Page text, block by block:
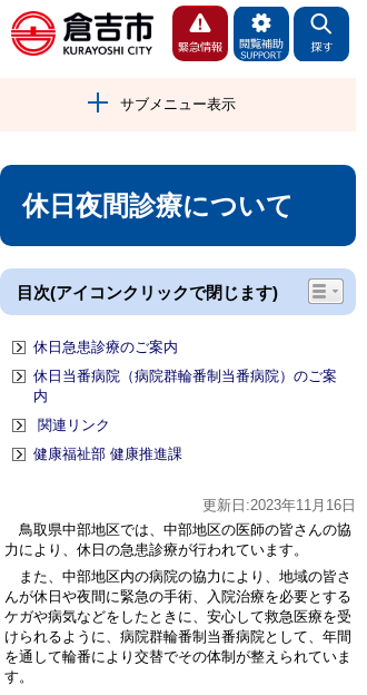
サブメニュー表示
休日夜間診療について
目次(アイコンクリックで閉じます)
休日急患診療のご案内
休日当番病院（病院群輪番制当番病院）のご案
内
関連リンク
健康福祉部 健康推進課
更新日:2023年11月16日
鳥取県中部地区では、中部地区の医師の皆さんの協
力により、休日の急患診療が行われています。
また、中部地区内の病院の協力により、地域の皆さ
んが休日や夜間に緊急の手術、入院治療を必要とする
ケガや病気などをしたときに、安心して救急医療を受
けられるように、病院群輪番制当番病院として、年間
を通して輪番により交替でその体制が整えられていま
す。